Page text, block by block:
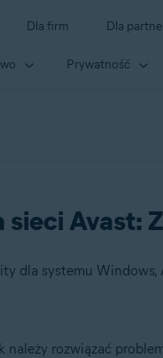
Dla firm Dla
Prywatność
Avast:
dla systemu
rozwiązać